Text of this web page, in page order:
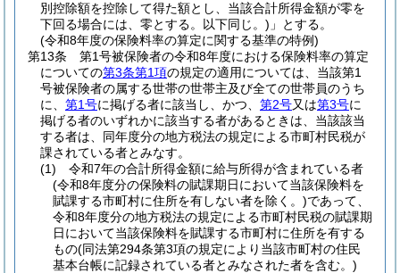
別控除額を控除して得た額とし、当該合計所得金額が零を
下回る場合には、零とする。以下同じ。) 」とする。
(令和8年度の保険料率の算定に関する基準の特例)
第13条
第1号被保険者の令和8年度における保険料率の算定
についての第3条第1項の規定の適用については、当該第1
号被保険者の属する世帯の世帯主及び全ての世帯員のうち
に、 第1号に掲げる者に該当し、かつ、 第2号又は第3号に
掲げる者のいずれかに該当する者があるときは、当該該当
する者は、同年度分の地方税法の規定による市町村民税が
課されている者とみなす。
(1)
令和7年の合計所得金額に給与所得が含まれている者
(令和8年度分の保険料の賦課期日において当該保険料を
賦課する市町村に住所を有しない者を除く。)であって、
令和8年度分の地方税法の規定による市町村民税の賦課期
日において当該保険料を賦課する市町村に住所を有する
もの(同法第294条第3項の規定により当該市町村の住民
基本台帳に記録されている者とみなされた者を含む。)